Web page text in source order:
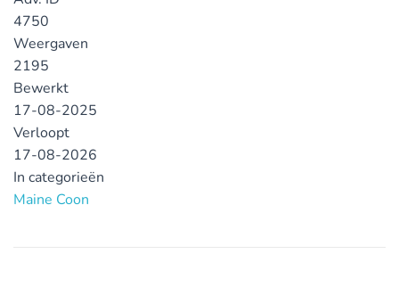
4750
Weergaven
2195
Bewerkt
17-08-2025
Verloopt
17-08-2026
In categorieën
Maine Coon